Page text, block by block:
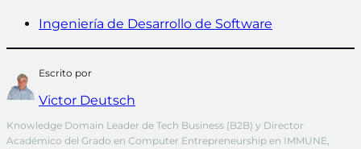
Ingeniería de Desarrollo de Software
Escrito por
Victor Deutsch
Knowledge Domain Leader de Tech Business (B2B) y Director
Académico del Grado en Computer Entrepreneurship en IMMUNE,